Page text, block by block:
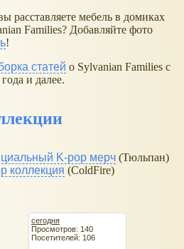
расставляете мебель в домиках
Families? Добавляйте фото
!
статей о Sylvanian Families с
и далее.
K-pop мерч (Тюльпан)
коллекция (ColdFire)
сегодня
Просмотров: 140
Посетителей: 106